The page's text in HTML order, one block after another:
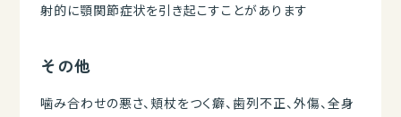
射的に顎関節症状を引き起こすことがあります
その他
噛み合わせの悪さ、頬杖をつく癖、歯列不正、外傷、全身